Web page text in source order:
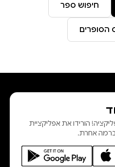
חיפוש ספר
הסופרים
הורידו את אפליקציית
ברמה אחרת.